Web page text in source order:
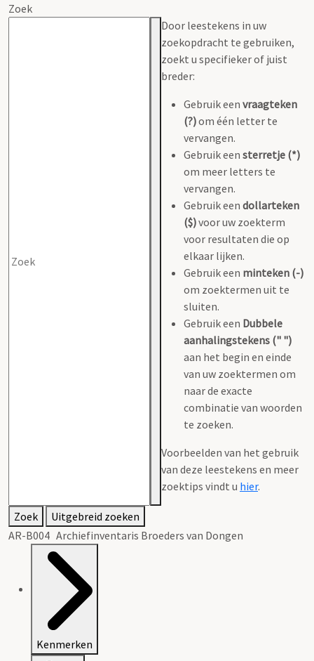
Zoek
Door leestekens in uw
zoekopdracht te gebruiken,
zoekt u specifieker of juist
breder:
Gebruik een vraagteken
(?)om één letter te
vervangen.
Gebruik een sterretje (*)
om meer letters te
vervangen.
Gebruik een dollarteken
($)voor uw zoekterm
voor resultaten die op
elkaar lijken.
Gebruik een minteken (-)
om zoektermen uit te
sluiten.
Gebruik een Dubbele
aanhalingstekens (" ")
aan het begin en einde
van uw zoektermen om
naar de exacte
combinatie van woorden
te zoeken.
Voorbeelden van het gebruik
van deze leestekens en meer
zoektips vindt u hier.
Zoek
Uitgebreid zoeken
AR-B004 Archiefinventaris Broeders van Dongen
Kenmerken